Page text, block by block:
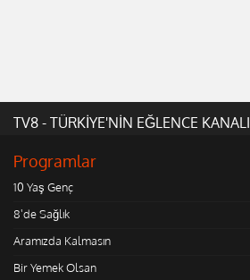
TV8 - TÜRKİYE'NİN EĞLENCE KANALI
Programlar
10 Yaş Genç
8'de Sağlık
Aramızda Kalmasın
Bir Yemek Olsan